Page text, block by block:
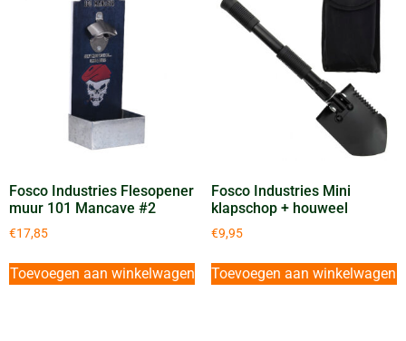
Fosco Industries Flesopener
muur 101 Mancave #2
€17,85
Toevoegen aan winkelwagen
Fosco Industries Mini
klapschop + houweel
€9,95
Toevoegen aan winkelwagen